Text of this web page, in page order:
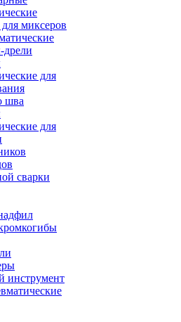
миксеров
дрели
для
шва
для
сварки
инструмент